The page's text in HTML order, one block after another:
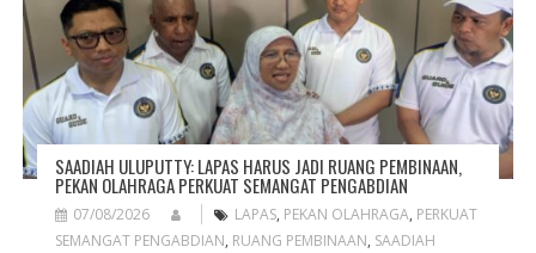
SAADIAH ULUPUTTY: LAPAS HARUS JADI RUANG PEMBINAAN,
PEKAN OLAHRAGA PERKUAT SEMANGAT PENGABDIAN
07/08/2026 LAPAS, PEKAN OLAHRAGA, PERKUAT
SEMANGAT PENGABDIAN, RUANG PEMBINAAN, SAADIAH